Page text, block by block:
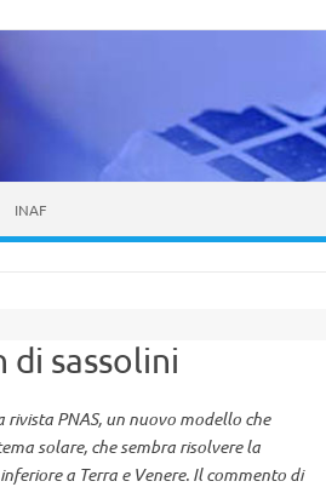
INAF
di sassolini
PNAS, un nuovo modello che
solare, che sembra risolvere la
a Terra e Venere. Il commento di